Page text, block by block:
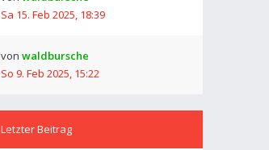
Sa 15. Feb 2025, 18:39
von waldbursche
So 9. Feb 2025, 15:22
Letzter Beitrag